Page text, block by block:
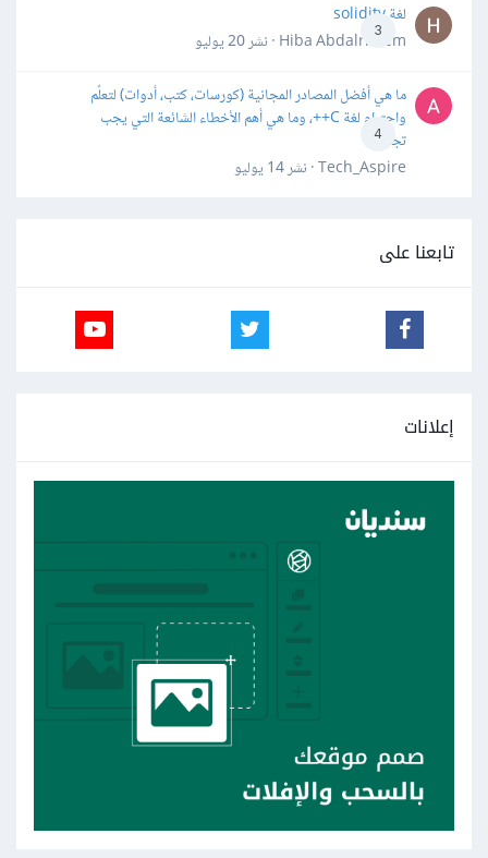
3
لغة solidity
Hiba Abdalrheem · نشر
20 يوليو
4
ما هي أفضل المصادر المجانية (كورسات، كتب، أدوات) لتعلّم
واحترام لغة C++، وما هي أهم الأخطاء الشائعة التي يجب
تجنبها؟
Tech_Aspire · نشر
14 يوليو
تابعنا على
إعلانات